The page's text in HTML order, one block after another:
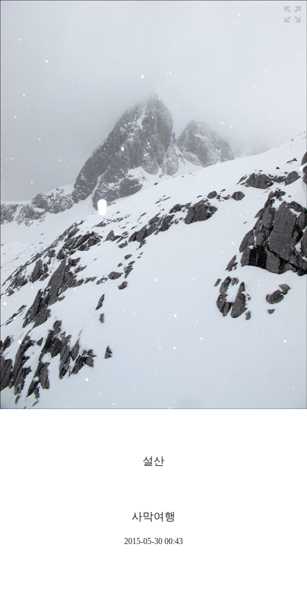
설산
사막여행
2015-05-30 00:43